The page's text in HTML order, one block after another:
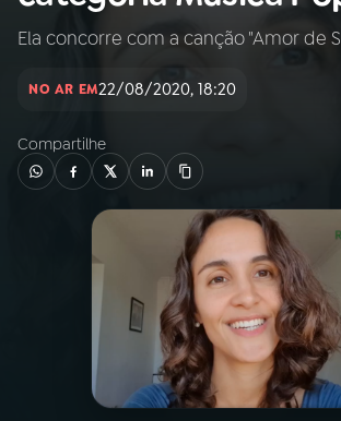
MEC
01INÍCIO
A RÁDIO
PROGRAMAÇÃO
PROGRAMAS
Ela concorre com a canção "Amor de
NO AR EM22/08/2020, 18:20
Compartilhe